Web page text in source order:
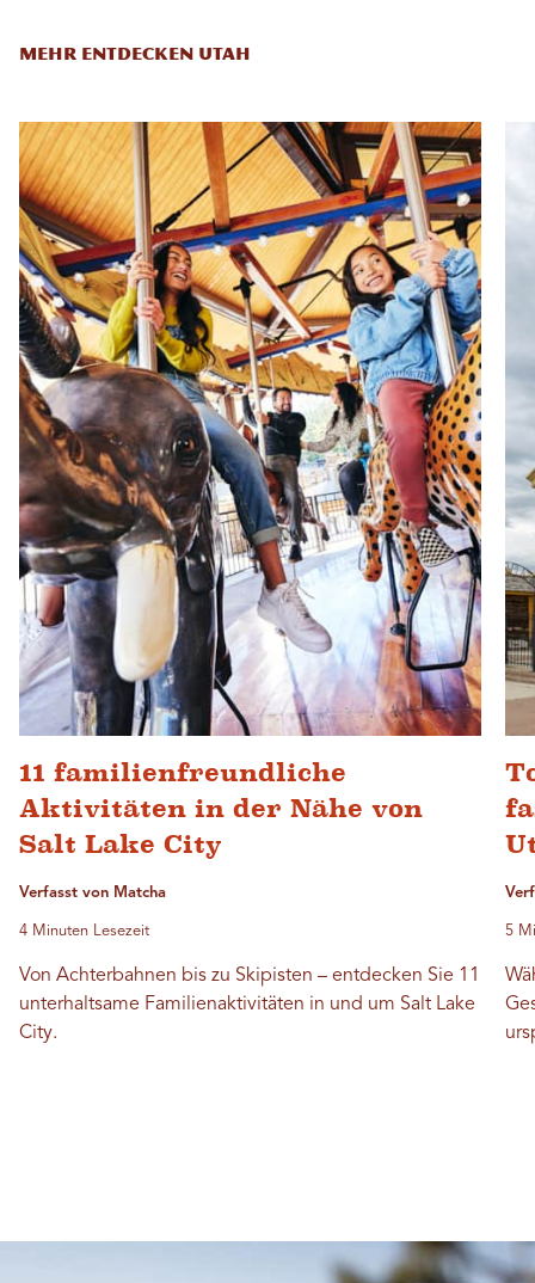
MEHR ENTDECKEN UTAH
11 familienfreundliche
Aktivitäten in der Nähe von
Salt Lake City
Verfasst von Matcha
4 Minuten Lesezeit
Von Achterbahnen bis zu Skipisten – entdecken Sie 11
unterhaltsame Familienaktivitäten in und um Salt Lake
City.
5